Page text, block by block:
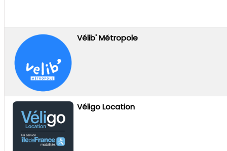
Vélib' Métropole
Véligo Location